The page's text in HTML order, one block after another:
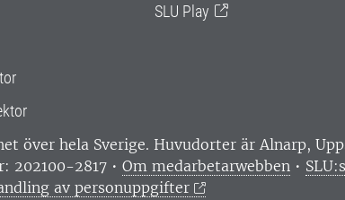
SLU Play
över hela Sverige. Huvudorter är Alnarp,
202100-2817 • Om medarbetarwebben •
av personuppgifter